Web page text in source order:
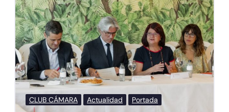
CLUB CÁMARA Actualidad Portada